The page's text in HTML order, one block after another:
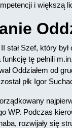
i większą
stał Szef, który
tę pełnili
Oddziałem od
płk Igor
WP. Podczas
rozwijały się